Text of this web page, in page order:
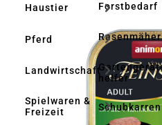
Haustier
Pferd
Landwirtschaft
Spielwaren &
Freizeit
Forstbedarf
Rasenmäher
helfer
Schubkarren
Bildergalerie überspringen